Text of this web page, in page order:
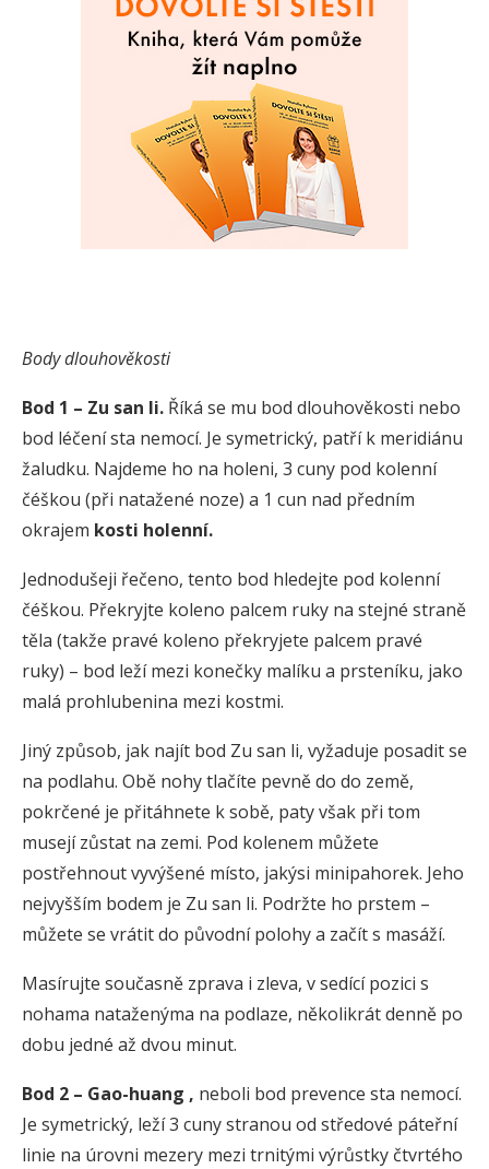
Body dlouhověkosti
Bod 1 – Zu san li. Říká se mu bod dlouhověkosti nebo
bod léčení sta nemocí. Je symetrický, patří k meridiánu
žaludku. Najdeme ho na holeni, 3 cuny pod kolenní
čéškou (při natažené noze) a 1 cun nad předním
okrajem kosti holenní.
Jednodušeji řečeno, tento bod hledejte pod kolenní
čéškou. Překryjte koleno palcem ruky na stejné straně
těla (takže pravé koleno překryjete palcem pravé
ruky) – bod leží mezi konečky malíku a prsteníku, jako
malá prohlubenina mezi kostmi.
Jiný způsob, jak najít bod Zu san li, vyžaduje posadit se
na podlahu. Obě nohy tlačíte pevně do do země,
pokrčené je přitáhnete k sobě, paty však při tom
musejí zůstat na zemi. Pod kolenem můžete
postřehnout vyvýšené místo, jakýsi minipahorek. Jeho
nejvyšším bodem je Zu san li. Podržte ho prstem –
můžete se vrátit do původní polohy a začít s masáží.
Masírujte současně zprava i zleva, v sedící pozici s
nohama nataženýma na podlaze, několikrát denně po
dobu jedné až dvou minut.
Bod 2 – Gao-huang , neboli bod prevence sta nemocí.
Je symetrický, leží 3 cuny stranou od středové páteřní
linie na úrovni mezery mezi trnitými výrůstky čtvrtého